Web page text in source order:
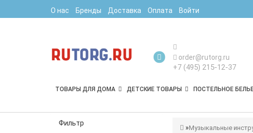
О нас Бренды Доставка Оплата Войти
order@rutorg.ru
+7 (495) 215-12-37
ТОВАРЫ ДЛЯ ДОМА ДЕТСКИЕ ТОВАРЫ ПОСТЕЛЬНОЕ
Фильтр
Музыкальные